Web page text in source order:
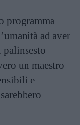
programma
ad aver
un maestro
e